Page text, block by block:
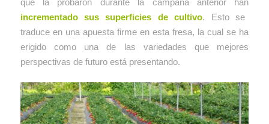
incrementado sus superficies de cultivo. Esto se
traduce en una apuesta firme en esta fresa, la cual se ha
erigido como una de las variedades que mejores
perspectivas de futuro está presentando.